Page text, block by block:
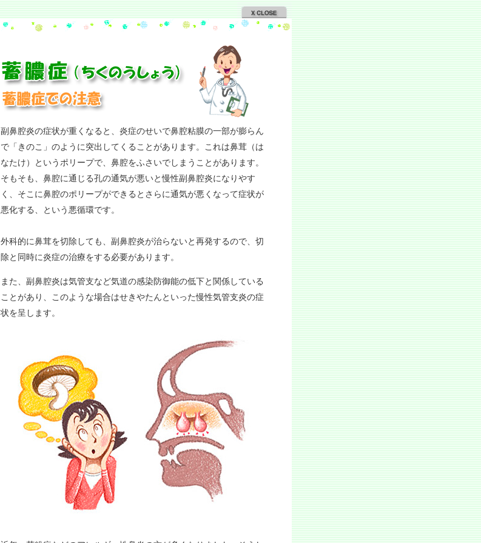
副鼻腔炎の症状が重くなると、炎症のせいで鼻腔粘膜の一部が膨らん
で「きのこ」のように突出してくることがあります。これは鼻茸（は
なたけ）というポリープで、鼻腔をふさいでしまうことがあります。
そもそも、鼻腔に通じる孔の通気が悪いと慢性副鼻腔炎になりやす
く、そこに鼻腔のポリープができるとさらに通気が悪くなって症状が
悪化する、という悪循環です。
外科的に鼻茸を切除しても、副鼻腔炎が治らないと再発するので、切
除と同時に炎症の治療をする必要があります。
また、副鼻腔炎は気管支など気道の感染防御能の低下と関係している
ことがあり、このような場合はせきやたんといった慢性気管支炎の症
状を呈します。